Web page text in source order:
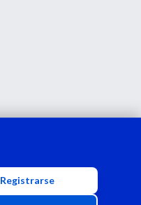
Registrarse